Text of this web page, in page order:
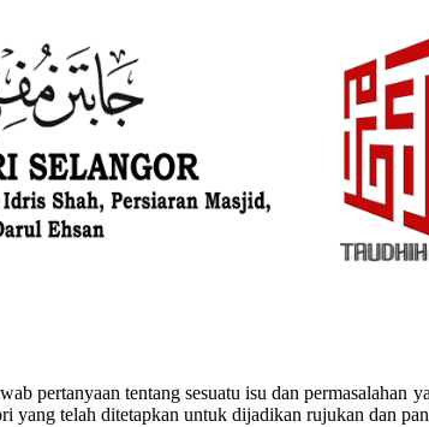
pertanyaan tentang sesuatu isu dan permasalahan
telah ditetapkan untuk dijadikan rujukan dan